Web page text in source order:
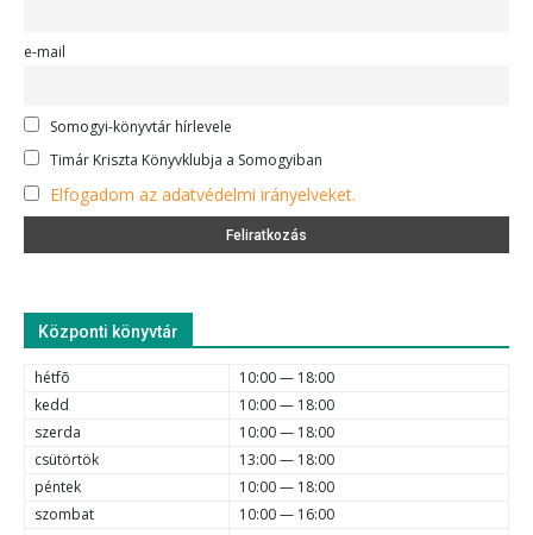
e-mail
Somogyi-könyvtár hírlevele
Timár Kriszta Könyvklubja a Somogyiban
Elfogadom az adatvédelmi irányelveket.
Központi könyvtár
hétfõ
10:00 — 18:00
kedd
10:00 — 18:00
szerda
10:00 — 18:00
csütörtök
13:00 — 18:00
péntek
10:00 — 18:00
szombat
10:00 — 16:00